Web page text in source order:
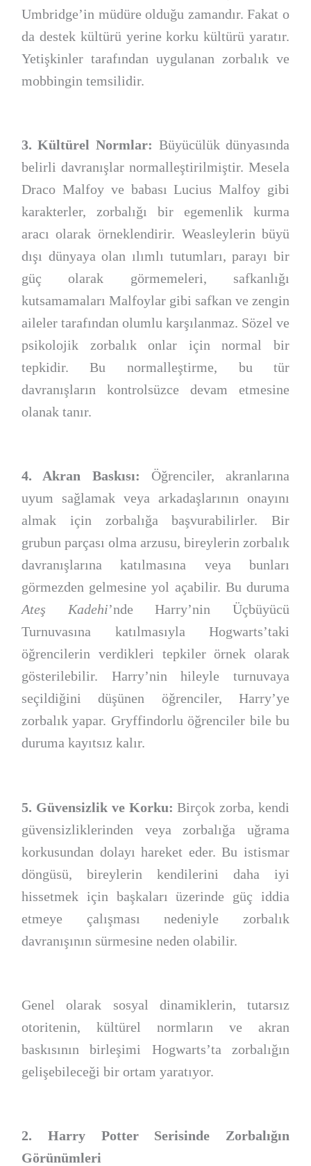
Umbridge’in müdüre olduğu zamandır. Fakat o
da destek kültürü yerine korku kültürü yaratır.
Yetişkinler tarafından uygulanan zorbalık ve
mobbingin temsilidir.
3. Kültürel Normlar: Büyücülük dünyasında
belirli davranışlar normalleştirilmiştir. Mesela
Draco Malfoy ve babası Lucius Malfoy gibi
karakterler, zorbalığı bir egemenlik kurma
aracı olarak örneklendirir. Weasleylerin büyü
dışı dünyaya olan ılımlı tutumları, parayı bir
güç olarak görmemeleri, safkanlığı
kutsamamaları Malfoylar gibi safkan ve zengin
aileler tarafından olumlu karşılanmaz. Sözel ve
psikolojik zorbalık onlar için normal bir
tepkidir. Bu normalleştirme, bu tür
davranışların kontrolsüzce devam etmesine
olanak tanır.
4. Akran Baskısı: Öğrenciler, akranlarına
uyum sağlamak veya arkadaşlarının onayını
almak için zorbalığa başvurabilirler. Bir
grubun parçası olma arzusu, bireylerin zorbalık
davranışlarına katılmasına veya bunları
görmezden gelmesine yol açabilir. Bu duruma
Ateş Kadehi’nde Harry’nin Üçbüyücü
Turnuvasına katılmasıyla Hogwarts’taki
öğrencilerin verdikleri tepkiler örnek olarak
gösterilebilir. Harry’nin hileyle turnuvaya
seçildiğini düşünen öğrenciler, Harry’ye
zorbalık yapar. Gryffindorlu öğrenciler bile bu
duruma kayıtsız kalır.
5. Güvensizlik ve Korku:Birçok zorba, kendi
güvensizliklerinden veya zorbalığa uğrama
korkusundan dolayı hareket eder. Bu istismar
döngüsü, bireylerin kendilerini daha iyi
hissetmek için başkaları üzerinde güç iddia
etmeye çalışması nedeniyle zorbalık
davranışının sürmesine neden olabilir.
Genel olarak sosyal dinamiklerin, tutarsız
otoritenin, kültürel normların ve akran
baskısının birleşimi Hogwarts’ta zorbalığın
gelişebileceği bir ortam yaratıyor.
2. Harry Potter Serisinde Zorbalığın
Görünümleri